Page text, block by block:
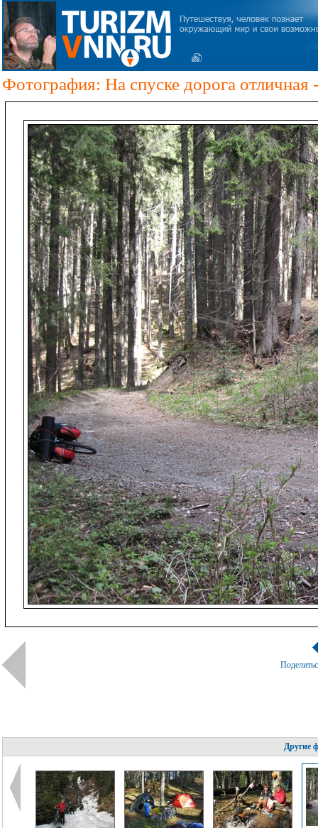
Фотография: На спуске дорога отличная
Другие